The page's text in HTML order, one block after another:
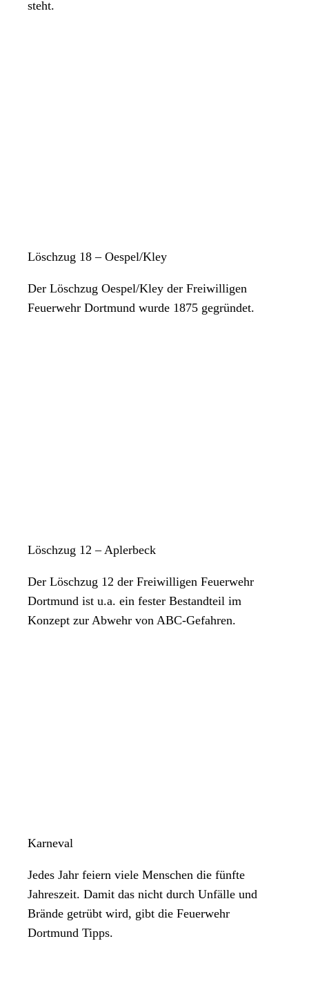
steht.
Löschzug 18 – Oespel/Kley
Der Löschzug Oespel/Kley der Freiwilligen
Feuerwehr Dortmund wurde 1875 gegründet.
Löschzug 12 – Aplerbeck
Der Löschzug 12 der Freiwilligen Feuerwehr
Dortmund ist u.a. ein fester Bestandteil im
Konzept zur Abwehr von ABC-Gefahren.
Karneval
Jedes Jahr feiern viele Menschen die fünfte
Jahreszeit. Damit das nicht durch Unfälle und
Brände getrübt wird, gibt die Feuerwehr
Dortmund Tipps.